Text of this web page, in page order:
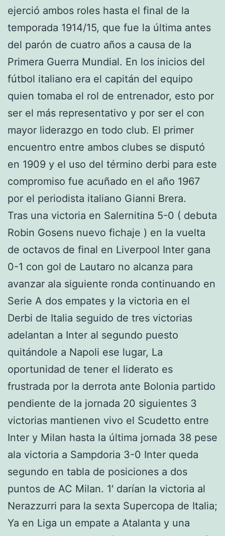
ejerció ambos roles hasta el final de la
temporada 1914/15, que fue la última antes
del parón de cuatro años a causa de la
Primera Guerra Mundial. En los inicios del
fútbol italiano era el capitán del equipo
quien tomaba el rol de entrenador, esto por
ser el más representativo y por ser el con
mayor liderazgo en todo club. El primer
encuentro entre ambos clubes se disputó
en 1909 y el uso del término derbi para este
compromiso fue acuñado en el año 1967
por el periodista italiano Gianni Brera.
Tras una victoria en Salernitina 5-0 ( debuta
Robin Gosens nuevo fichaje ) en la vuelta
de octavos de final en Liverpool Inter gana
0-1 con gol de Lautaro no alcanza para
avanzar ala siguiente ronda continuando en
Serie A dos empates y la victoria en el
Derbi de Italia seguido de tres victorias
adelantan a Inter al segundo puesto
quitándole a Napoli ese lugar, La
oportunidad de tener el liderato es
frustrada por la derrota ante Bolonia partido
pendiente de la jornada 20 siguientes 3
victorias mantienen vivo el Scudetto entre
Inter y Milan hasta la última jornada 38 pese
ala victoria a Sampdoria 3-0 Inter queda
segundo en tabla de posiciones a dos
puntos de AC Milan. 1′ darían la victoria al
Nerazzurri para la sexta Supercopa de Italia;
Ya en Liga un empate a Atalanta y una